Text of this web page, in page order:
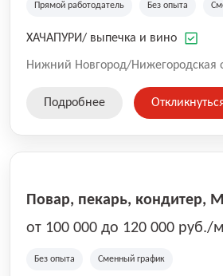
Прямой работодатель Без опыта
ХАЧАПУРИ/ выпечка и вино
Нижний Новгород/Нижегородская
Подробнее
Повар, пекарь, кондитер,
от 100 000 до 120 000 руб./
Без опыта Сменный график